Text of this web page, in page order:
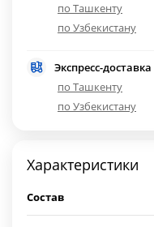
по Ташкенту
по Узбекистану
Экспресс-доставка
по Ташкенту
по Узбекистану
Характеристики
Состав